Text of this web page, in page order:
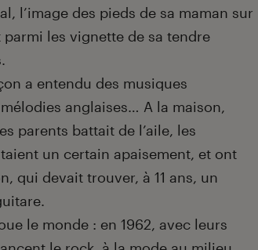
l’image des pieds de sa maman sur
les vignette de sa tendre
a entendu des musiques
anglaises… A la maison,
parents battait de l’aile, les
un certain apaisement, et ont
qui devait trouver, à 11 ans, un
le monde : en 1962, avec leurs